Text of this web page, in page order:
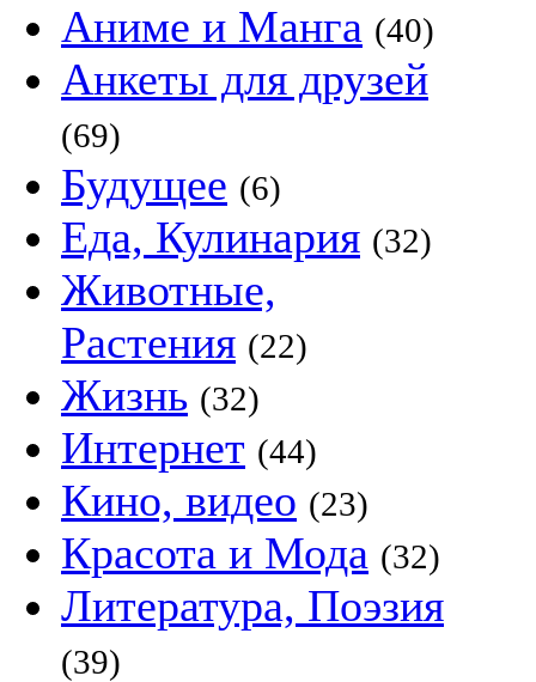
Аниме и Манга (40)
Анкеты для друзей
(69)
Будущее (6)
Еда, Кулинария (32)
Животные,
Растения (22)
Жизнь (32)
Интернет (44)
Кино, видео (23)
Красота и Мода (32)
Литература, Поэзия
(39)